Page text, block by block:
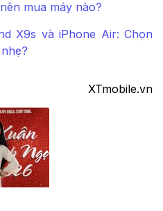
mua máy nào?
X9s và iPhone Air: Chọn
XTmobile.vn